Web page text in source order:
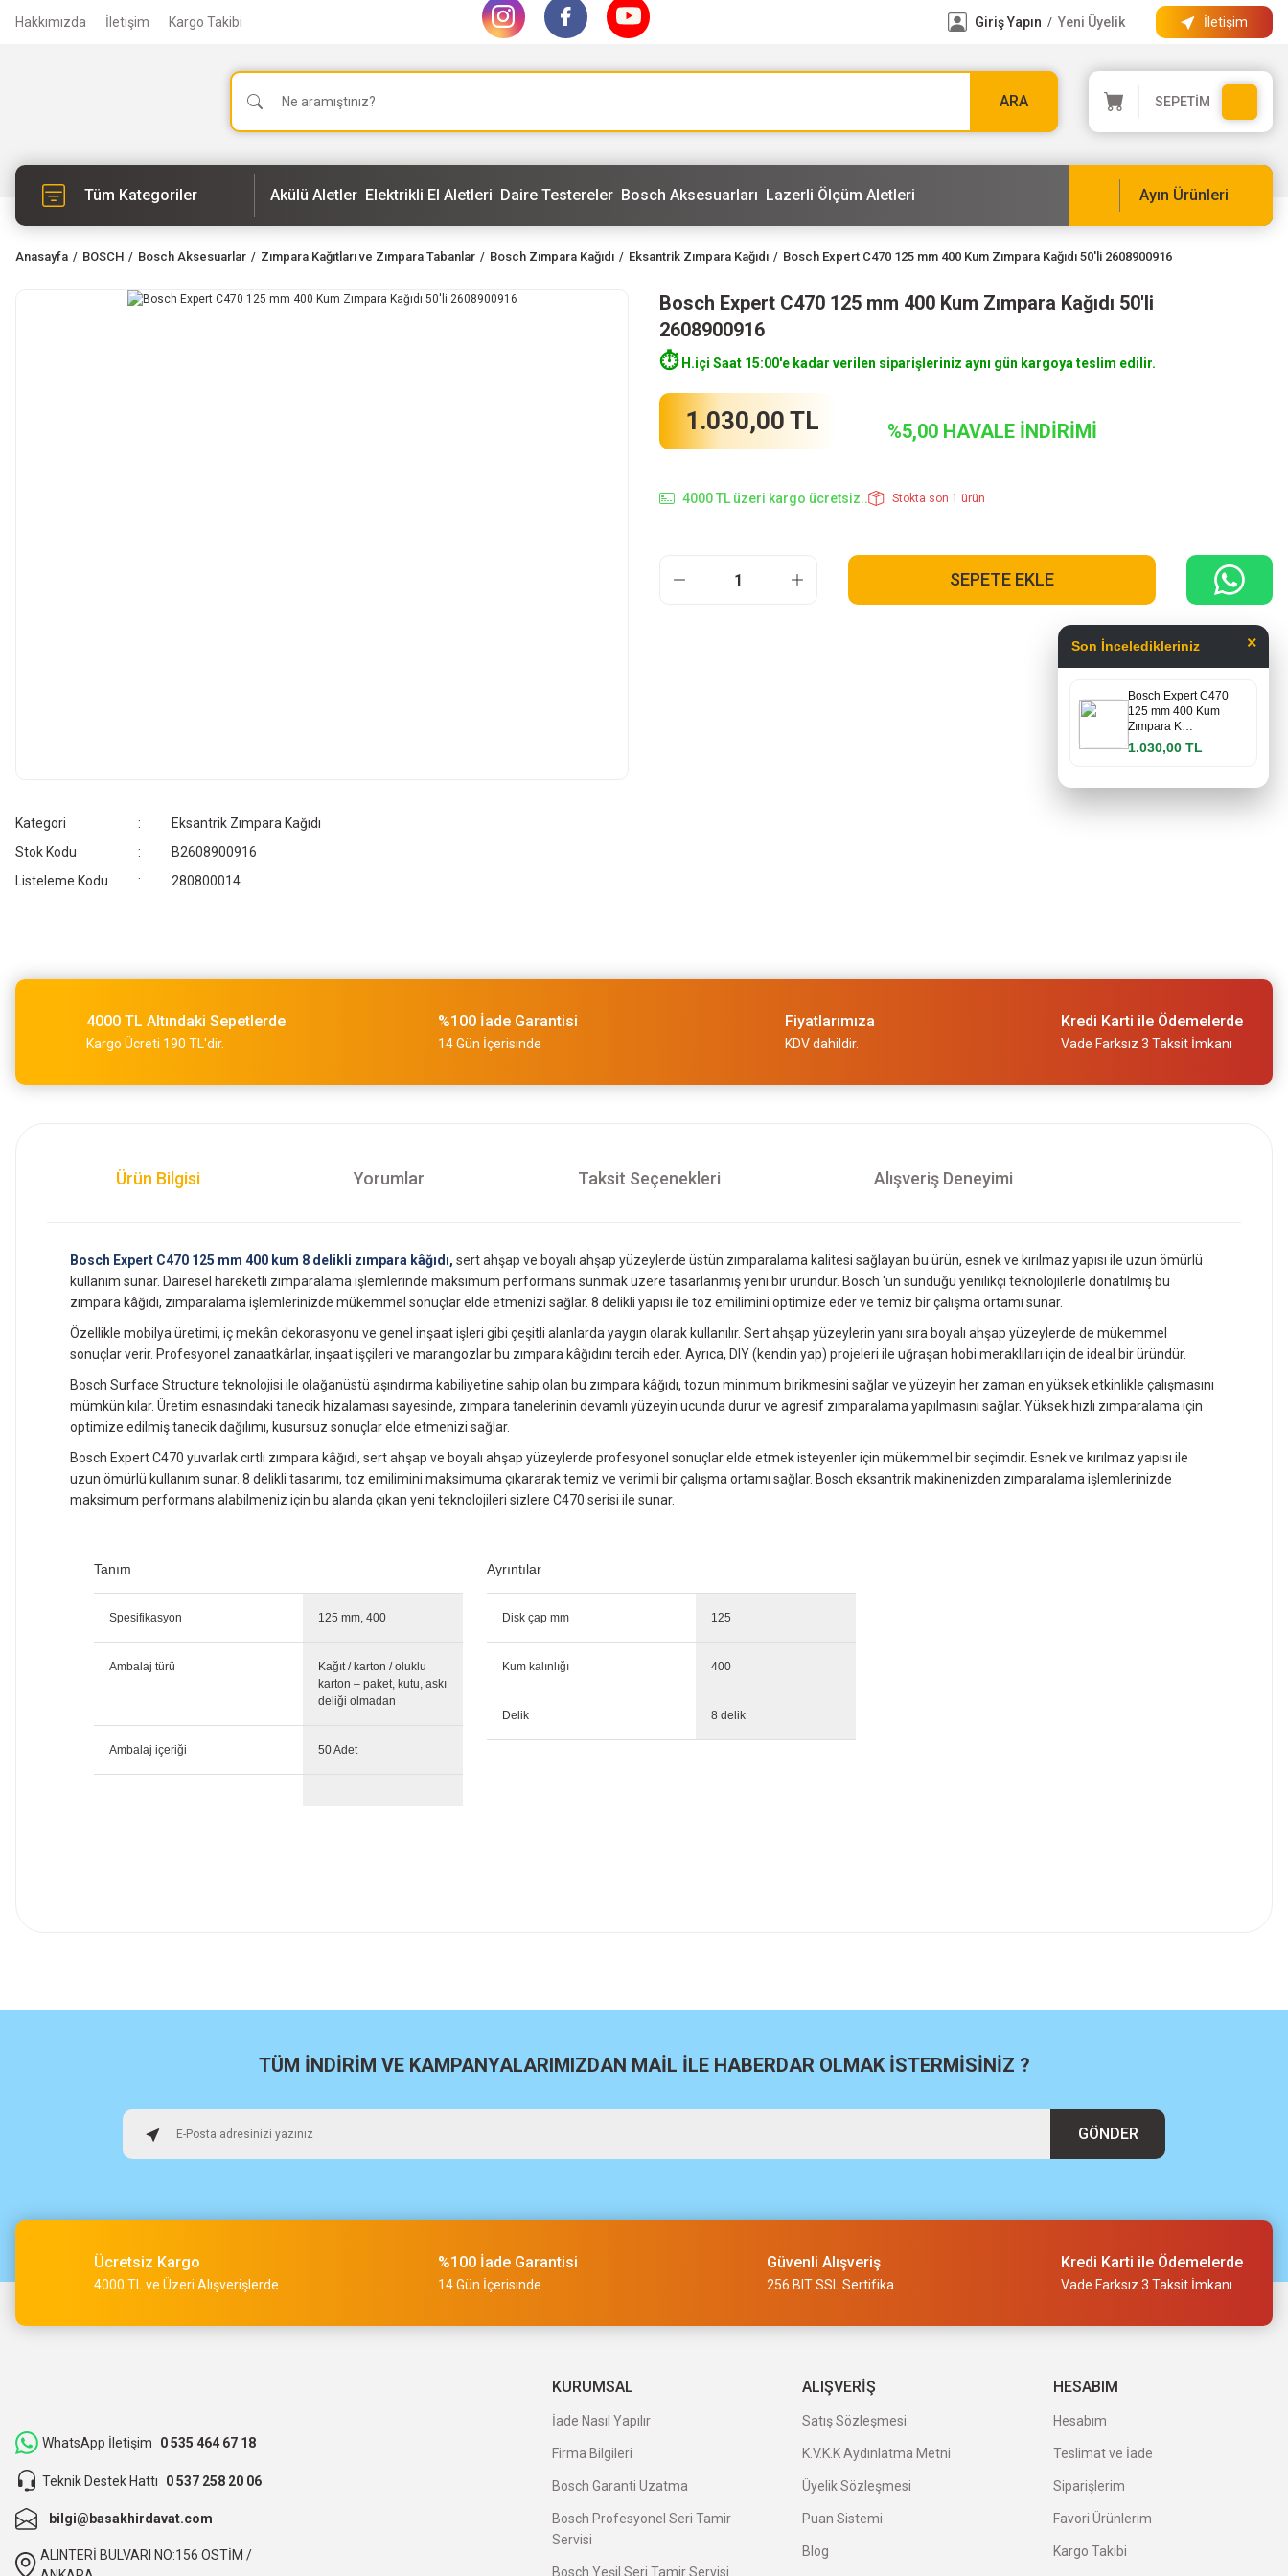
Hakkımızda İletişim Kargo Takibi Giriş Yapın / Yeni Üyelik İletişim
ARA SEPETİM
Tüm Kategoriler Akülü Aletler Elektrikli El Aletleri Daire Testereler Bosch Aksesuarları Lazerli Ölçüm Aletleri Ayın Ürünleri
Anasayfa BOSCH Bosch Aksesuarlar Zımpara Kağıtları ve Zımpara Tabanlar Bosch Zımpara Kağıdı Eksantrik Zımpara Kağıdı Bosch Expert C470 125 mm 400 Kum Zımpara Kağıdı 50'li 2608900916
Kategori
Eksantrik Zımpara Kağıdı
Stok Kodu
B2608900916
Listeleme Kodu
280800014
Bosch Expert C470 125 mm 400 Kum Zımpara Kağıdı 50'li
2608900916
⏱️H.içi Saat 15:00'e kadar verilen siparişleriniz aynı gün kargoya teslim edilir.
1.030,00 TL %5,00 HAVALE İNDİRİMİ
4000 TL üzeri kargo ücretsiz.. Stokta son 1 ürün
SEPETE EKLE
4000 TL Altındaki Sepetlerde
Kargo Ücreti 190 TL'dir.
%100 İade Garantisi
14 Gün İçerisinde
Fiyatlarımıza
KDV dahildir.
Kredi Karti ile Ödemelerde
Vade Farksız 3 Taksit İmkanı
Ürün Bilgisi Yorumlar Taksit Seçenekleri Alışveriş Deneyimi
Bosch Expert C470 125 mm 400 kum 8 delikli zımpara kâğıdı, sert ahşap ve boyalı ahşap yüzeylerde üstün zımparalama kalitesi sağlayan bu ürün, esnek ve kırılmaz yapısı ile uzun ömürlü
kullanım sunar. Dairesel hareketli zımparalama işlemlerinde maksimum performans sunmak üzere tasarlanmış yeni bir üründür. Bosch ‘un sunduğu yenilikçi teknolojilerle donatılmış bu
zımpara kâğıdı, zımparalama işlemlerinizde mükemmel sonuçlar elde etmenizi sağlar. 8 delikli yapısı ile toz emilimini optimize eder ve temiz bir çalışma ortamı sunar.
Özellikle mobilya üretimi, iç mekân dekorasyonu ve genel inşaat işleri gibi çeşitli alanlarda yaygın olarak kullanılır. Sert ahşap yüzeylerin yanı sıra boyalı ahşap yüzeylerde de mükemmel
sonuçlar verir. Profesyonel zanaatkârlar, inşaat işçileri ve marangozlar bu zımpara kâğıdını tercih eder. Ayrıca, DIY (kendin yap) projeleri ile uğraşan hobi meraklıları için de ideal bir üründür.
Bosch Surface Structure teknolojisi ile olağanüstü aşındırma kabiliyetine sahip olan bu zımpara kâğıdı, tozun minimum birikmesini sağlar ve yüzeyin her zaman en yüksek etkinlikle çalışmasını
mümkün kılar. Üretim esnasındaki tanecik hizalaması sayesinde, zımpara tanelerinin devamlı yüzeyin ucunda durur ve agresif zımparalama yapılmasını sağlar. Yüksek hızlı zımparalama için
optimize edilmiş tanecik dağılımı, kusursuz sonuçlar elde etmenizi sağlar.
Bosch Expert C470 yuvarlak cırtlı zımpara kâğıdı, sert ahşap ve boyalı ahşap yüzeylerde profesyonel sonuçlar elde etmek isteyenler için mükemmel bir seçimdir. Esnek ve kırılmaz yapısı ile
uzun ömürlü kullanım sunar. 8 delikli tasarımı, toz emilimini maksimuma çıkararak temiz ve verimli bir çalışma ortamı sağlar. Bosch eksantrik makinenizden zımparalama işlemlerinizde
maksimum performans alabilmeniz için bu alanda çıkan yeni teknolojileri sizlere C470 serisi ile sunar.
Tanım
Spesifikasyon 125 mm, 400
Ambalaj türü
Kağıt / karton / oluklu
karton – paket, kutu, askı
deliği olmadan
Ambalaj içeriği 50 Adet
Ayrıntılar
Disk çap mm 125
Kum kalınlığı 400
Delik 8 delik
Osman Alper | 15/05/2026
Müşteri iletişimi kusursuz birde ürün siparişini veriyoruz teslimi 24 saat sürmüyor
ilgili satıcı,güzel paketleme,hızlı kargolama. sıkıntısız bir alışveriş oldu.
O... B... | 07/03/2026
bunca zaman kendimize eziyet etmişiz aslında.
TÜM İNDİRİM VE KAMPANYALARIMIZDAN MAİL İLE HABERDAR OLMAK İSTERMİSİNİZ ?
GÖNDER
Ücretsiz Kargo
4000 TL ve Üzeri Alışverişlerde
%100 İade Garantisi
14 Gün İçerisinde
Güvenli Alışveriş
256 BIT SSL Sertifika
Kredi Karti ile Ödemelerde
Vade Farksız 3 Taksit İmkanı
WhatsApp İletişim 0 535 464 67 18
Teknik Destek Hattı 0 537 258 20 06
bilgi@basakhirdavat.com
ALINTERİ BULVARI NO:156 OSTİM /
KURUMSAL
İade Nasıl Yapılır
Firma Bilgileri
Bosch Garanti Uzatma
Bosch Profesyonel Seri Tamir
Servisi
Bosch Yeşil Seri Tamir Servisi
ALIŞVERİŞ
Satış Sözleşmesi
K.V.K.K Aydınlatma Metni
Üyelik Sözleşmesi
Puan Sistemi
Blog
HESABIM
Hesabım
Teslimat ve İade
Siparişlerim
Favori Ürünlerim
Kargo Takibi
Son İnceledikleriniz ×
Bosch Expert C470
125 mm 400 Kum
Zımpara K…
1.030,00 TL